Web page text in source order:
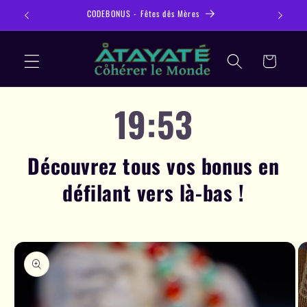
CODEBONUS - Fêtes dês Mères 🎉 30€
Panier
19:52
Découvrez tous vos bonus en
défilant vers là-bas !
Passer aux
informations
produits